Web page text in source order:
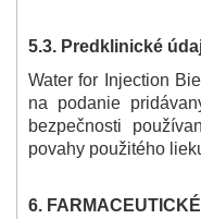
5.3. Predklinické
Water for Injection
na podanie
bezpečnosti
povahy použitého
6.